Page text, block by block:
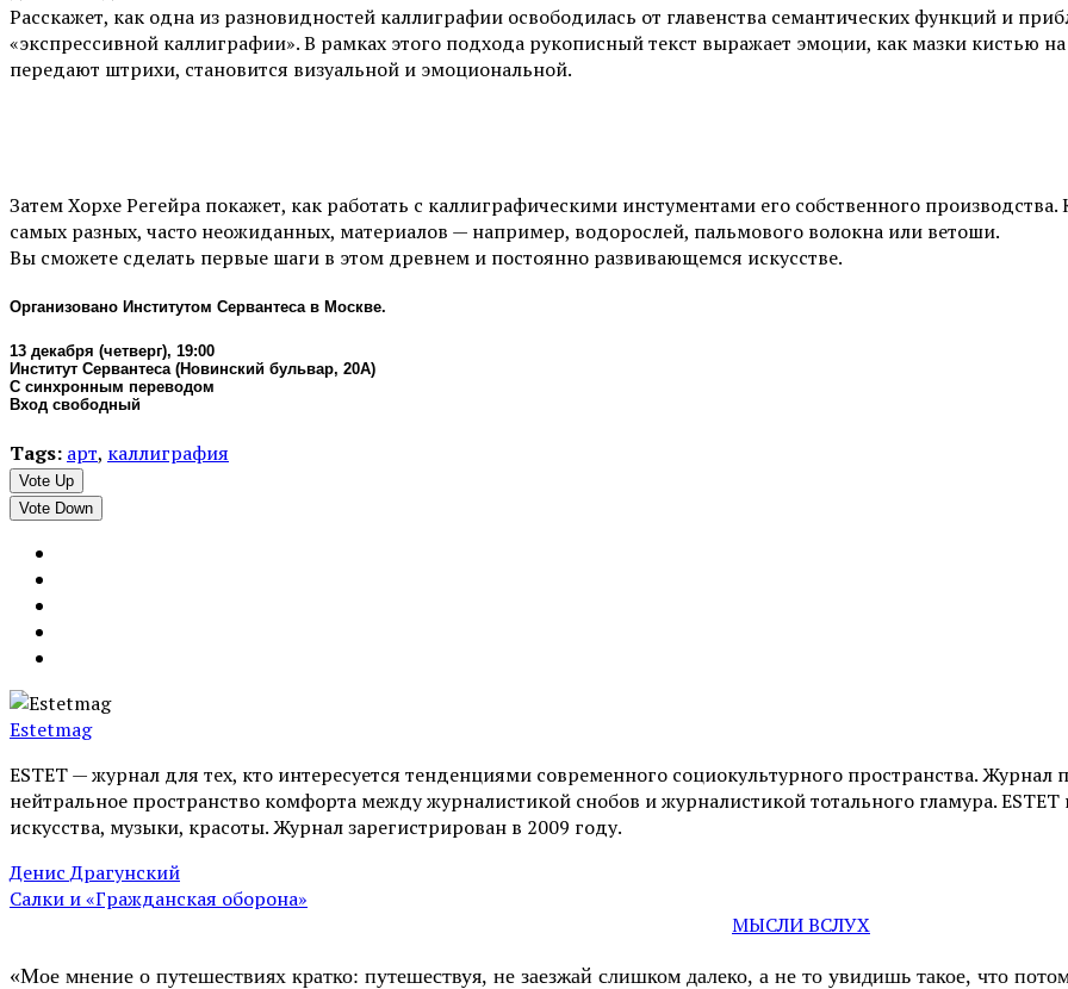
Расскажет, как одна из разновидностей каллиграфии освободилась от главенства семантических функций и
«экспрессивной каллиграфии». В рамках этого подхода рукописный текст выражает эмоции, как мазки кистью
передают штрихи, становится визуальной и эмоциональной.
Затем Хорхе Регейра покажет, как работать с каллиграфическими инстументами его собственного
самых разных, часто неожиданных, материалов — например, водорослей, пальмового волокна или ветоши.
Вы сможете сделать первые шаги в этом древнем и постоянно развивающемся искусстве.
Организовано Институтом Сервантеса в Москве.
13 декабря (четверг), 19:00
Институт Сервантеса (Новинский бульвар, 20А)
С синхронным переводом
Вход свободный
Tags: арт, каллиграфия
Vote Up
Vote Down
Estetmag
ESTET — журнал для тех, кто интересуeтся тенденциями современного социокультурного пространства. Журнал
нейтральное пространство комфорта между журналистикой снобов и журналистикой тотального гламура.
искусства, музыки, красоты. Журнал зарегистрирован в 2009 году.
Денис Драгунский
Салки и «Гражданская оборона»
МЫСЛИ ВСЛУХ
«Мое мнение о путешествиях кратко: путешествуя, не заезжай слишком далеко, а не то увидишь такое, что